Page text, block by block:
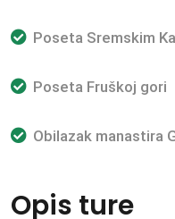
Poseta Sremskim
Poseta Fruškoj gori
Obilazak manastira
Opis ture